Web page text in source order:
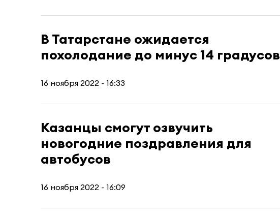
В Татарстане ожидается
похолодание до минус 14 градусов
16 ноября 2022 - 16:33
Казанцы смогут озвучить
новогодние поздравления для
автобусов
16 ноября 2022 - 16:09